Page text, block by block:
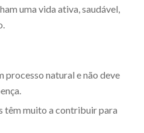
uma vida ativa, saudável,
processo natural e não deve
têm muito a contribuir para